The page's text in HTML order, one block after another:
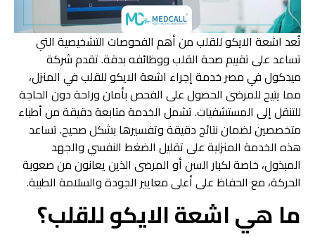
تُعد اشعة الايكو للقلب من أهم الفحوصات التشخيصية التي
تساعد على تقييم صحة القلب ووظائفه بدقة. تقدم شركة
ميدكول في مصر خدمة إجراء اشعة الايكو للقلب في المنزل،
مما يتيح للمرضى الحصول على الفحص بأمان وراحة دون الحاجة
للتنقل إلى المستشفيات. تشمل الخدمة متابعة دقيقة من أطباء
متخصصين لضمان نتائج دقيقة وتفسيرها بشكل صحيح. تساعد
هذه الخدمة المنزلية على تقليل الضغط النفسي والجهد
المبذول، خاصة لكبار السن أو المرضى الذين يعانون من صعوبة
الحركة، مع الحفاظ على أعلى معايير الجودة والسلامة الطبية.
ما هي اشعة الايكو للقلب؟